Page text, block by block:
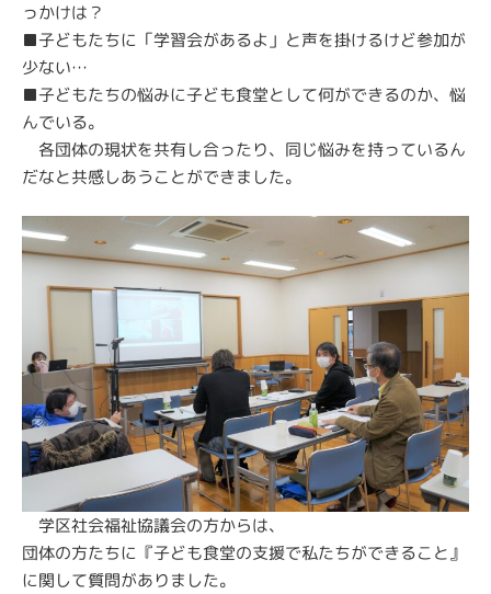
っかけは？
■子どもたちに「学習会があるよ」と声を掛けるけど参加が
少ない…
■子どもたちの悩みに子ども食堂として何ができるのか、悩
んでいる。
各団体の現状を共有し合ったり、同じ悩みを持っているん
だなと共感しあうことができました。
学区社会福祉協議会の方からは、
団体の方たちに『子ども食堂の支援で私たちができること』
に関して質問がありました。